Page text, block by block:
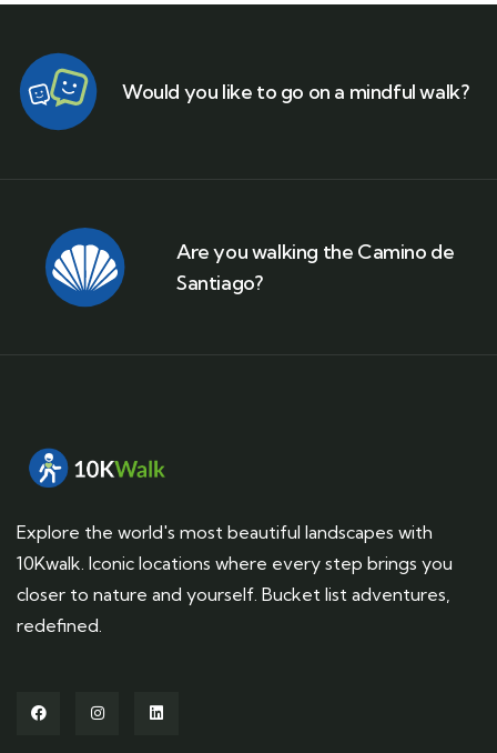
Would you like to go on a mindful walk?
Are you walking the Camino de
Santiago?
Explore the world's most beautiful landscapes with
10Kwalk. Iconic locations where every step brings you
closer to nature and yourself. Bucket list adventures,
redefined.